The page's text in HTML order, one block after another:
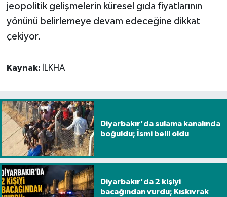
jeopolitik gelişmelerin küresel gıda fiyatlarının
yönünü belirlemeye devam edeceğine dikkat
çekiyor.
Kaynak: İLKHA
Diyarbakır'da sulama kanalında
boğuldu; İsmi belli oldu
Diyarbakır'da 2 kişiyi
bacağından vurdu; Kıskıvrak